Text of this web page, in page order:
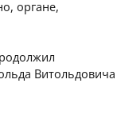
органе,
Витольдовича